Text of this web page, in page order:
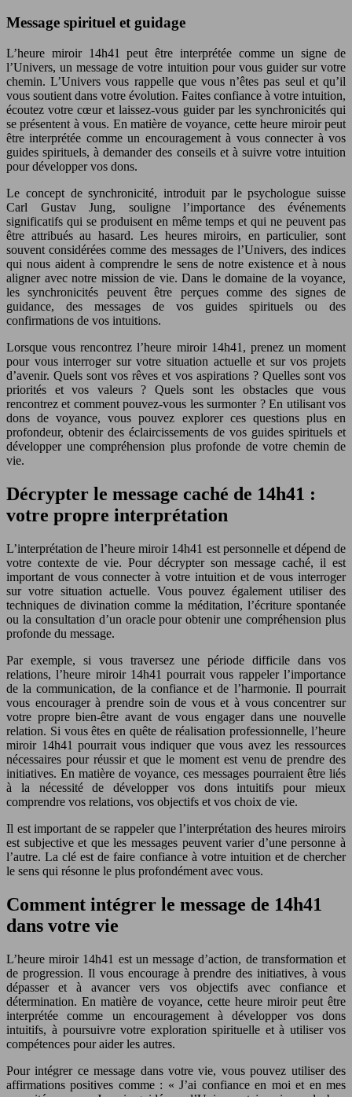
Message spirituel et guidage
L’heure miroir 14h41 peut être interprétée comme un signe de
l’Univers, un message de votre intuition pour vous guider sur votre
chemin. L’Univers vous rappelle que vous n’êtes pas seul et qu’il
vous soutient dans votre évolution. Faites confiance à votre intuition,
écoutez votre cœur et laissez-vous guider par les synchronicités qui
se présentent à vous. En matière de voyance, cette heure miroir peut
être interprétée comme un encouragement à vous connecter à vos
guides spirituels, à demander des conseils et à suivre votre intuition
pour développer vos dons.
Le concept de synchronicité, introduit par le psychologue suisse
Carl Gustav Jung, souligne l’importance des événements
significatifs qui se produisent en même temps et qui ne peuvent pas
être attribués au hasard. Les heures miroirs, en particulier, sont
souvent considérées comme des messages de l’Univers, des indices
qui nous aident à comprendre le sens de notre existence et à nous
aligner avec notre mission de vie. Dans le domaine de la voyance,
les synchronicités peuvent être perçues comme des signes de
guidance, des messages de vos guides spirituels ou des
confirmations de vos intuitions.
Lorsque vous rencontrez l’heure miroir 14h41, prenez un moment
pour vous interroger sur votre situation actuelle et sur vos projets
d’avenir. Quels sont vos rêves et vos aspirations ? Quelles sont vos
priorités et vos valeurs ? Quels sont les obstacles que vous
rencontrez et comment pouvez-vous les surmonter ? En utilisant vos
dons de voyance, vous pouvez explorer ces questions plus en
profondeur, obtenir des éclaircissements de vos guides spirituels et
développer une compréhension plus profonde de votre chemin de
vie.
Décrypter le message caché de 14h41 :
votre propre interprétation
L’interprétation de l’heure miroir 14h41 est personnelle et dépend de
votre contexte de vie. Pour décrypter son message caché, il est
important de vous connecter à votre intuition et de vous interroger
sur votre situation actuelle. Vous pouvez également utiliser des
techniques de divination comme la méditation, l’écriture spontanée
ou la consultation d’un oracle pour obtenir une compréhension plus
profonde du message.
Par exemple, si vous traversez une période difficile dans vos
relations, l’heure miroir 14h41 pourrait vous rappeler l’importance
de la communication, de la confiance et de l’harmonie. Il pourrait
vous encourager à prendre soin de vous et à vous concentrer sur
votre propre bien-être avant de vous engager dans une nouvelle
relation. Si vous êtes en quête de réalisation professionnelle, l’heure
miroir 14h41 pourrait vous indiquer que vous avez les ressources
nécessaires pour réussir et que le moment est venu de prendre des
initiatives. En matière de voyance, ces messages pourraient être liés
à la nécessité de développer vos dons intuitifs pour mieux
comprendre vos relations, vos objectifs et vos choix de vie.
Il est important de se rappeler que l’interprétation des heures miroirs
est subjective et que les messages peuvent varier d’une personne à
l’autre. La clé est de faire confiance à votre intuition et de chercher
le sens qui résonne le plus profondément avec vous.
Comment intégrer le message de 14h41
dans votre vie
L’heure miroir 14h41 est un message d’action, de transformation et
de progression. Il vous encourage à prendre des initiatives, à vous
dépasser et à avancer vers vos objectifs avec confiance et
détermination. En matière de voyance, cette heure miroir peut être
interprétée comme un encouragement à développer vos dons
intuitifs, à poursuivre votre exploration spirituelle et à utiliser vos
compétences pour aider les autres.
Pour intégrer ce message dans votre vie, vous pouvez utiliser des
affirmations positives comme : « J’ai confiance en moi et en mes